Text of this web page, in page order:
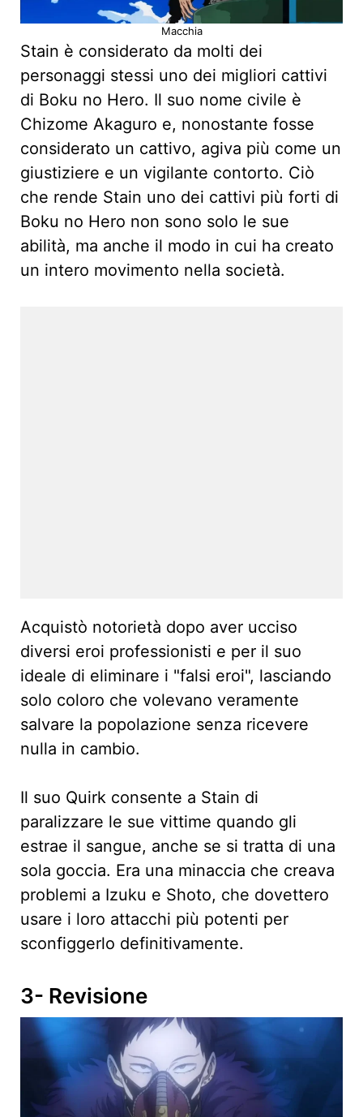
Macchia
Stain è considerato da molti dei
personaggi stessi uno dei migliori cattivi
di Boku no Hero. Il suo nome civile è
Chizome Akaguro e, nonostante fosse
considerato un cattivo, agiva più come un
giustiziere e un vigilante contorto. Ciò
che rende Stain uno dei cattivi più forti di
Boku no Hero non sono solo le sue
abilità, ma anche il modo in cui ha creato
un intero movimento nella società.
Acquistò notorietà dopo aver ucciso
diversi eroi professionisti e per il suo
ideale di eliminare i "falsi eroi", lasciando
solo coloro che volevano veramente
salvare la popolazione senza ricevere
nulla in cambio.
Il suo Quirk consente a Stain di
paralizzare le sue vittime quando gli
estrae il sangue, anche se si tratta di una
sola goccia. Era una minaccia che creava
problemi a Izuku e Shoto, che dovettero
usare i loro attacchi più potenti per
sconfiggerlo definitivamente.
3- Revisione